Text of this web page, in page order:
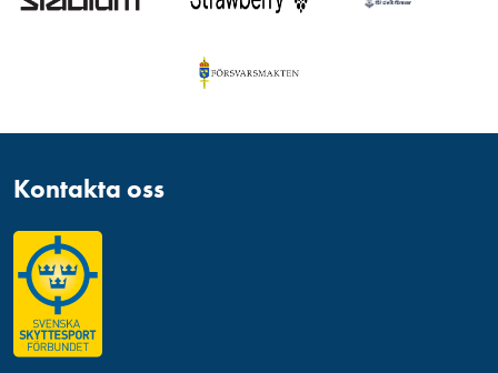
Kontakta oss